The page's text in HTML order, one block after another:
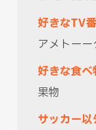
好きなTV
アメトーー
好きな食べ
果物
サッカー